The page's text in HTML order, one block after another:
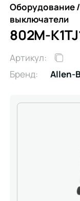
Оборудование
выключатели
802M-
Артикул:
Бренд:
Allen-